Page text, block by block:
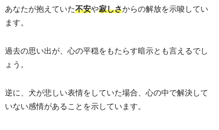
あなたが抱えていた不安や寂しさからの解放を示唆してい
ます。
過去の思い出が、心の平穏をもたらす暗示とも言えるでし
ょう。
逆に、犬が悲しい表情をしていた場合、心の中で解決して
いない感情があることを示しています。